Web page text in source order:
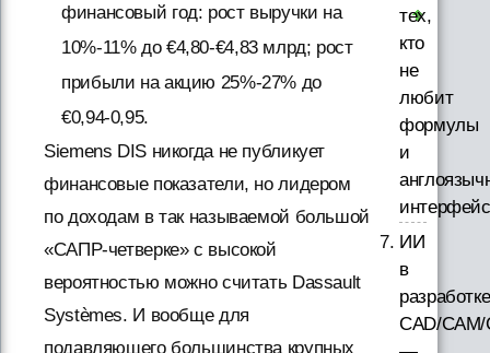
финансовый год: рост выручки на
10%-11% до €4,80-€4,83 млрд; рост
прибыли на акцию 25%-27% до
€0,94-0,95.
Siemens DIS никогда не публикует
финансовые показатели, но лидером
по доходам в так называемой большой
«САПР-четверке» с высокой
вероятностью можно считать Dassault
Systèmes. И вообще для
подавляющего большинства крупных
тех,
кто
не
любит
формулы
и
ИИ
в
разработке
CAD/